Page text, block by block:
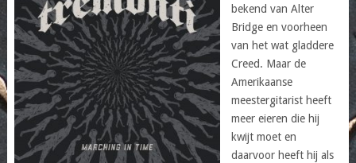
bekend van Alter
Bridge en voorheen
van het wat gladdere
Creed. Maar de
Amerikaanse
meestergitarist heeft
meer eieren die hij
kwijt moet en
daarvoor heeft hij als